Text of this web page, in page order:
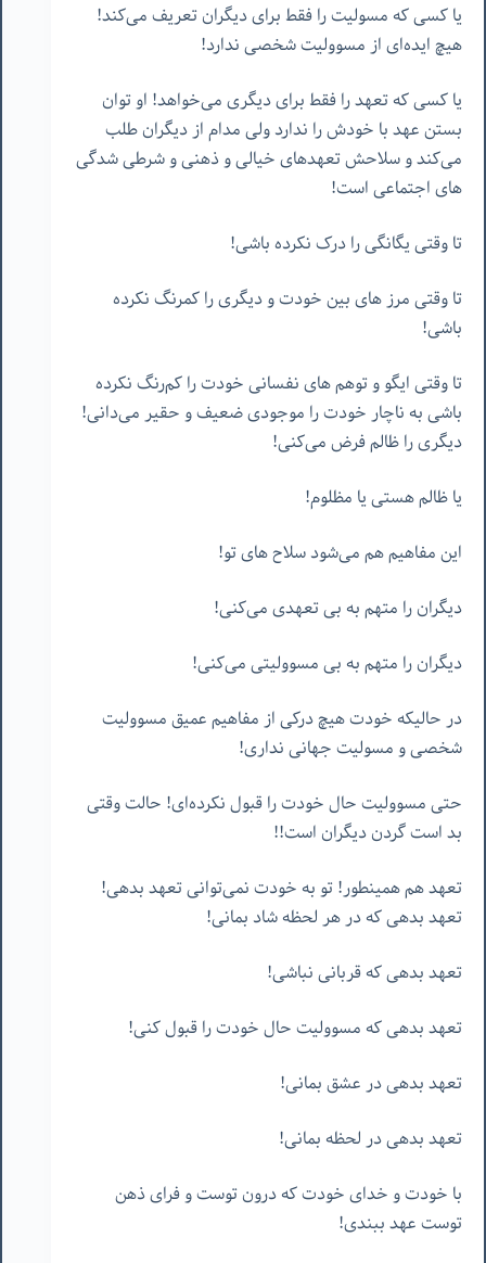
یا کسی که مسولیت را فقط برای دیگران تعریف می‌کند!
هیچ ایده‌ای از مسوولیت شخصی ندارد!
یا کسی که تعهد را فقط برای دیگری می‌خواهد! او توان
بستن عهد با خودش را ندارد ولی مدام از دیگران طلب
می‌کند و سلاحش تعهدهای خیالی و ذهنی و شرطی شدگی
های اجتماعی است!
تا وقتی یگانگی را درک نکرده باشی!
تا وقتی مرز های بین خودت و دیگری را کمرنگ نکرده
باشی!
تا وقتی ایگو و توهم های نفسانی خودت را کم‌رنگ نکرده
باشی به ناچار خودت را موجودی ضعیف و حقیر می‌دانی!
دیگری را ظالم فرض می‌کنی!
یا ظالم هستی یا مظلوم!
این مفاهیم هم می‌شود سلاح های تو!
دیگران را متهم به بی تعهدی می‌کنی!
دیگران را متهم به بی مسوولیتی می‌کنی!
در حالیکه خودت هیچ درکی از مفاهیم عمیق مسوولیت
شخصی و مسولیت جهانی نداری!
حتی مسوولیت حال خودت را قبول نکرده‌ای! حالت وقتی
بد است گردن دیگران است!!
تعهد هم همینطور! تو به خودت نمی‌توانی تعهد بدهی!
تعهد بدهی که در هر لحظه شاد بمانی!
تعهد بدهی که قربانی نباشی!
تعهد بدهی که مسوولیت حال خودت را قبول کنی!
تعهد بدهی در عشق بمانی!
تعهد بدهی در لحظه بمانی!
با خودت و خدای خودت که درون توست و فرای ذهن
توست عهد ببندی!